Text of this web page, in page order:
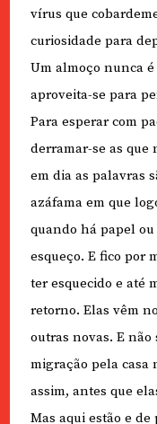
vírus que
curiosidade para
Um almoço nunca
aproveita-se para
Para esperar com
derramar-se as que
em dia as palavras
azáfama em que
quando há papel
esqueço. E fico por
ter esquecido e até
retorno. Elas vêm
outras novas. E
migração pela casa
assim, antes que
Mas aqui estão e